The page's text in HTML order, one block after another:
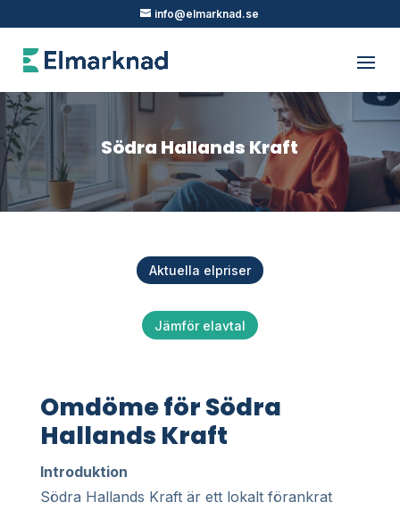
info@elmarknad.se
Södra Hallands Kraft
Aktuella elpriser
Jämför elavtal
Omdöme för Södra
Hallands Kraft
Introduktion
Södra Hallands Kraft är ett lokalt förankrat